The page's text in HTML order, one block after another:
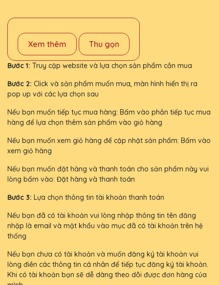
Xem thêm Thu gọn
Bước 1: Truy cập website và lựa chọn sản phẩm cần mua
Bước 2: Click và sản phẩm muốn mua, màn hình hiển thị ra
pop up với các lựa chọn sau
Nếu bạn muốn tiếp tục mua hàng: Bấm vào phần tiếp tục mua
hàng để lựa chọn thêm sản phẩm vào giỏ hàng
Nếu bạn muốn xem giỏ hàng để cập nhật sản phẩm: Bấm vào
xem giỏ hàng
Nếu bạn muốn đặt hàng và thanh toán cho sản phẩm này vui
lòng bấm vào: Đặt hàng và thanh toán
Bước 3: Lựa chọn thông tin tài khoản thanh toán
Nếu bạn đã có tài khoản vui lòng nhập thông tin tên đăng
nhập là email và mật khẩu vào mục đã có tài khoản trên hệ
thống
Nếu bạn chưa có tài khoản và muốn đăng ký tài khoản vui
lòng điền các thông tin cá nhân để tiếp tục đăng ký tài khoản.
Khi có tài khoản bạn sẽ dễ dàng theo dõi được đơn hàng của